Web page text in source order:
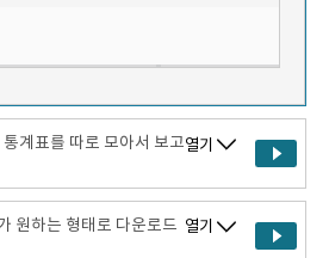
계표를 따로 모아서 보고열기
원하는 형태로 다운로드 열기